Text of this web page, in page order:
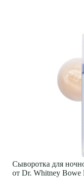
Сыворотка для
от Dr. Whitney Bowe